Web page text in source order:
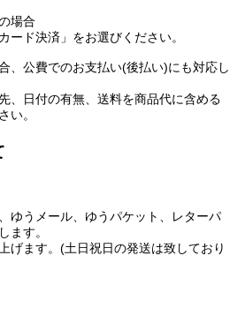
場合
ード決済」をお選びください。
、公費でのお支払い(後払い)にも対応し
、日付の有無、送料を商品代に含める
い。
ゆうメール、ゆうパケット、レターパ
ます。
げます。(土日祝日の発送は致しており